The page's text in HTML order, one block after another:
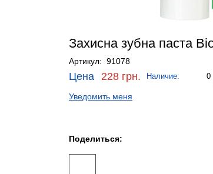
Захисна зубна паста
Артикул: 91078
Цена 228 грн. Наличие: 0
Уведомить меня
Поделиться: